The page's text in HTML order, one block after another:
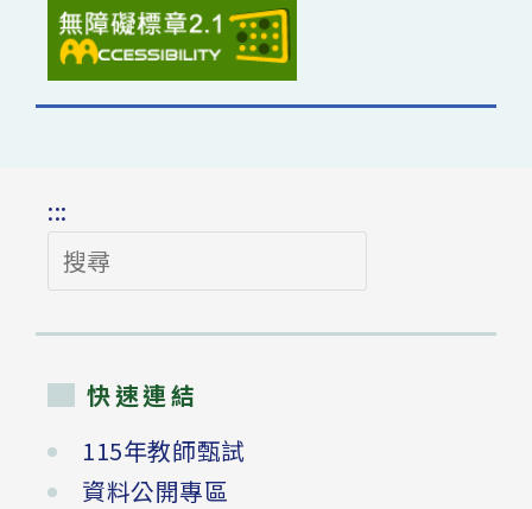
:::
搜
尋
快速連結
115年教師甄試
資料公開專區